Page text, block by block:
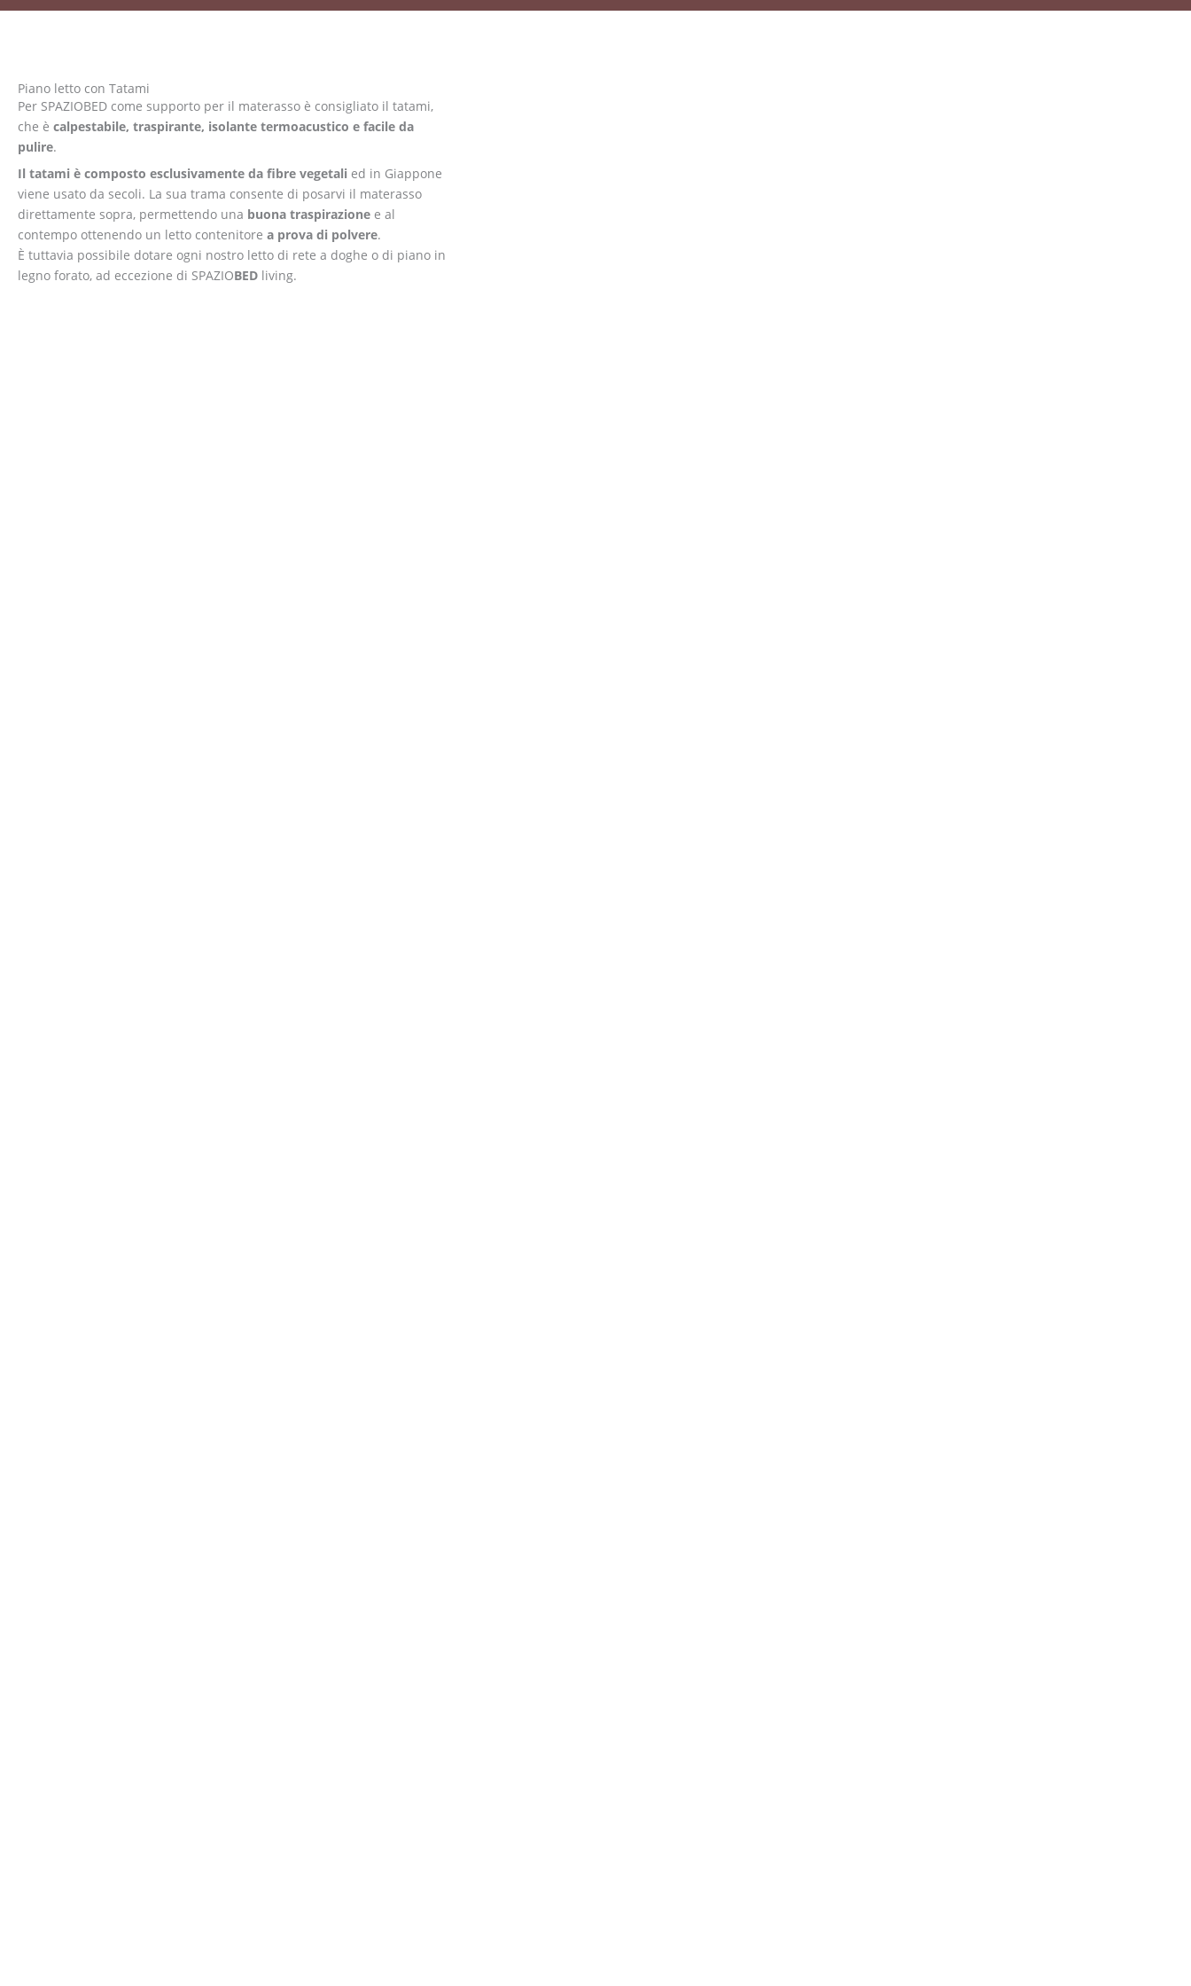
Piano letto con Tatami
Per SPAZIOBED come supporto per il materasso è consigliato il tatami,
che è calpestabile, traspirante, isolante termoacustico e facile da
pulire.
Il tatami è composto esclusivamente da fibre vegetali ed in Giappone
viene usato da secoli. La sua trama consente di posarvi il materasso
direttamente sopra, permettendo una buona traspirazione e al
contempo ottenendo un letto contenitore a prova di polvere.
È tuttavia possibile dotare ogni nostro letto di rete a doghe o di piano in
legno forato, ad eccezione di SPAZIOBED living.